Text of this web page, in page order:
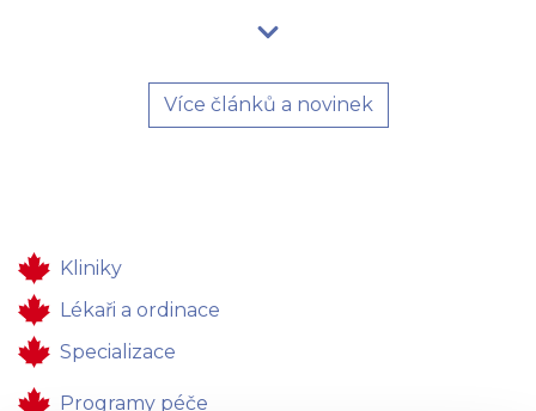
Více článků a novinek
Kliniky
Lékaři a ordinace
Specializace
Programy péče